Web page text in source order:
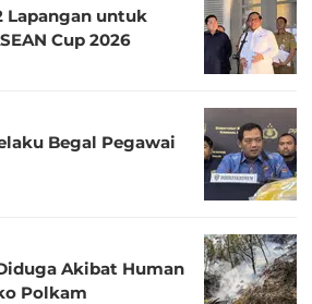
Lapangan untuk
Cup 2026
Begal Pegawai
Akibat Human
Polkam